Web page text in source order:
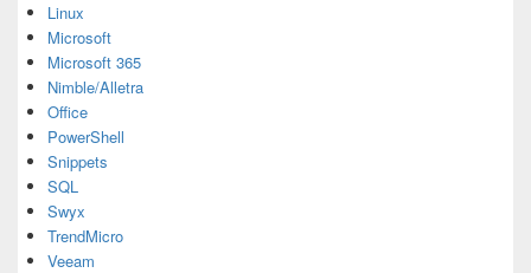
Linux
Microsoft
Microsoft 365
Nimble/Alletra
Office
PowerShell
Snippets
SQL
Swyx
TrendMicro
Veeam